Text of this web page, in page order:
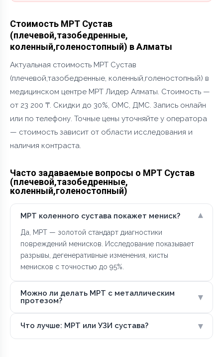
Стоимость МРТ Сустав
(плечевой,тазобедренные,
коленный,голеностопный) в Алматы
Актуальная стоимость МРТ Сустав
(плечевой,тазобедренные, коленный,голеностопный) в
медицинском центре МРТ Лидер Алматы. Стоимость —
от 23 200 ₸. Скидки до 30%, ОМС, ДМС. Запись онлайн
или по телефону. Точные цены уточняйте у оператора
— стоимость зависит от области исследования и
наличия контраста.
Часто задаваемые вопросы о МРТ Сустав
(плечевой,тазобедренные,
коленный,голеностопный)
МРТ коленного сустава покажет мениск? ▾
Да, МРТ — золотой стандарт диагностики
повреждений менисков. Исследование показывает
разрывы, дегенеративные изменения, кисты
менисков с точностью до 95%.
Можно ли делать МРТ с металлическим
протезом?
▾
Что лучше: МРТ или УЗИ сустава? ▾